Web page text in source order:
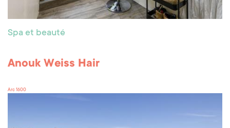
Spa et beauté
Anouk Weiss Hair
Arc 1600